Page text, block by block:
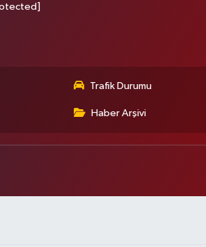
Trafik Durumu
Haber Arşivi